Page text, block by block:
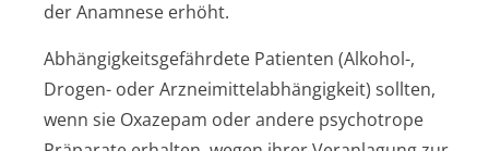
der Anamnese erhöht.
Abhängigkeitsgefährde­te Patienten (Alkohol-,
Drogen- oder Arzneimittelab­hängigkeit) sollten,
wenn sie Oxazepam oder andere psychotrope